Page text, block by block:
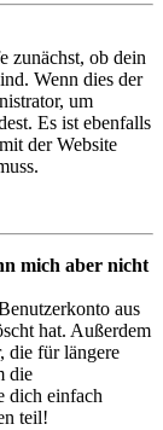
zunächst, ob dein
Wenn dies der
um
Es ist ebenfalls
der Website
mich aber nicht
aus
hat. Außerdem
die für längere
die
dich einfach
teil!